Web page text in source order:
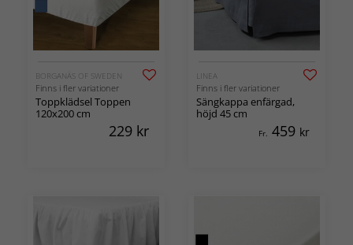
BORGANÄS OF SWEDEN
Finns i fler variationer
Toppklädsel Toppen
120x200 cm
229 kr
LINEA
Finns i fler variationer
Sängkappa enfärgad,
höjd 45 cm
Fr. 459 kr